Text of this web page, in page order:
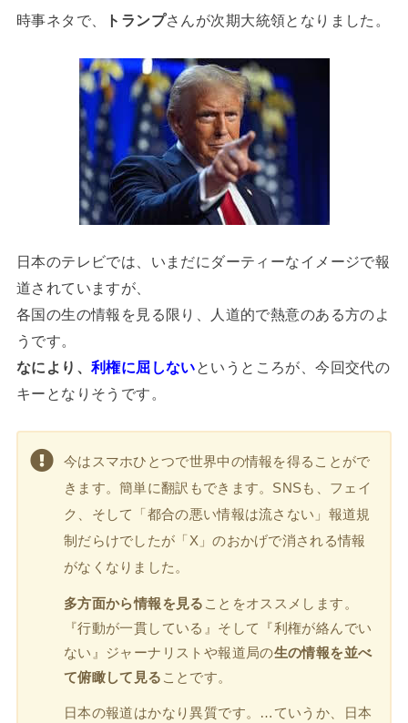
時事ネタで、 トランプさんが次期大統領となりました。
日本のテレビでは、いまだにダーティーなイメージで報
道されていますが、
各国の生の情報を見る限り、人道的で熱意のある方のよ
うです。
なにより、 利権に屈しないというところが、今回交代の
キーとなりそうです。
今はスマホひとつで世界中の情報を得ることがで
きます。簡単に翻訳もできます。SNSも、フェイ
ク、そして「都合の悪い情報は流さない」報道規
制だらけでしたが「X」のおかげで消される情報
がなくなりました。
多方面から情報を見る ことをオススメします。
『行動が一貫している』そして『利権が絡んでい
ない』ジャーナリストや報道局の生の情報を並べ
て俯瞰して見る ことです。
日本の報道はかなり異質です。…ていうか、日本